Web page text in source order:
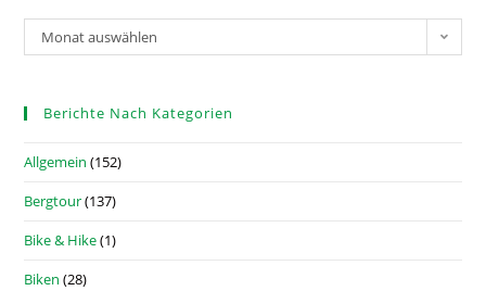
Monat auswählen
Berichte Nach Kategorien
Allgemein (152)
Bergtour(137)
Bike & Hike(1)
Biken (28)